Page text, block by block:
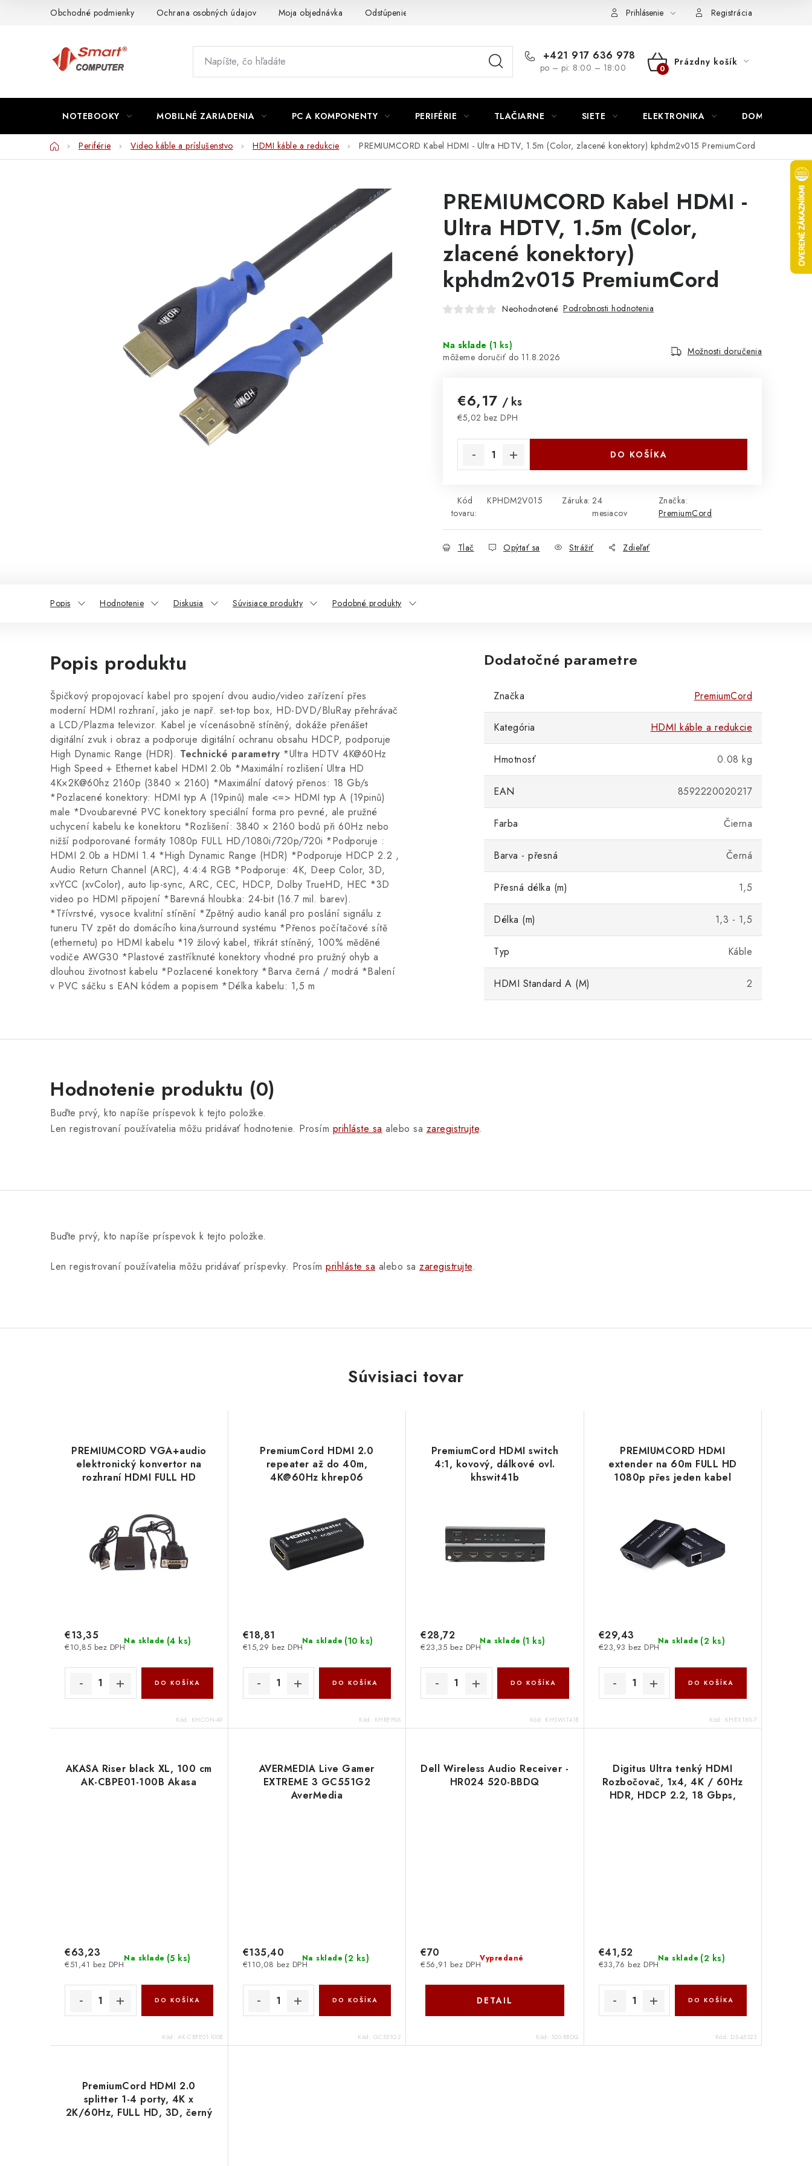
Obchodné podmienky Ochrana osobných údajov Moja objednávka Odstúpenie od zmluvy Napíšte námPrihlásenie Registrácia
+421 917 636 978
po – pi: 8:00 – 18:00
NÁKUPNÝ
Prázdny košík
NOTEBOOKY MOBILNÉ ZARIADENIA PC A KOMPONENTY PERIFÉRIE TLAČIARNE SIETE ELEKTRONIKA DOMÁCNOSŤ
DomovPeriférie Video káble a príslušenstvo HDMI káble a redukcie PREMIUMCORD Kabel HDMI - Ultra HDTV, 1.5m (Color, zlacené konektory) kphdm2v015 PremiumCord
PREMIUMCORD Kabel HDMI -
Ultra HDTV, 1.5m (Color,
zlacené konektory)
kphdm2v015 PremiumCord
Neohodnotené Podrobnosti hodnotenia
Na sklade (1 ks)
11.8.2026
Možnosti doručenia
€6,17 / ks
€5,02 bez DPH
DO KOŠÍKA
Kód
tovaru:
KPHDM2V015 Záruka: 24
mesiacov
Značka:
PremiumCord
Tlač Opýtať sa Strážiť Zdieľať
Popis Hodnotenie Diskusia Súvisiace produkty Podobné produkty
Popis produktu
Špičkový propojovací kabel pro spojení dvou audio/video zařízení přes
moderní HDMI rozhraní, jako je např. set-top box, HD-DVD/BluRay přehrávač
a LCD/Plazma televizor. Kabel je vícenásobně stíněný, dokáže přenášet
digitální zvuk i obraz a podporuje digitální ochranu obsahu HDCP, podporuje
High Dynamic Range (HDR). Technické parametry *Ultra HDTV 4K@60Hz
High Speed + Ethernet kabel HDMI 2.0b *Maximální rozlišení Ultra HD
4K×2K@60hz 2160p (3840 × 2160) *Maximální datový přenos: 18 Gb/s
*Pozlacené konektory: HDMI typ A (19pinů) male <=> HDMI typ A (19pinů)
male *Dvoubarevné PVC konektory speciální forma pro pevné, ale pružné
uchycení kabelu ke konektoru *Rozlišení: 3840 × 2160 bodů při 60Hz nebo
nižší podporované formáty 1080p FULL HD/1080i/720p/720i *Podporuje :
HDMI 2.0b a HDMI 1.4 *High Dynamic Range (HDR) *Podporuje HDCP 2.2 ,
Audio Return Channel (ARC), 4:4:4 RGB *Podporuje: 4K, Deep Color, 3D,
xvYCC (xvColor), auto lip-sync, ARC, CEC, HDCP, Dolby TrueHD, HEC *3D
video po HDMI připojení *Barevná hloubka: 24-bit (16.7 mil. barev).
*Třívrstvé, vysoce kvalitní stínění *Zpětný audio kanál pro poslání signálu z
tuneru TV zpět do domácího kina/surround systému *Přenos počítačové sítě
(ethernetu) po HDMI kabelu *19 žilový kabel, třikrát stíněný, 100% měděné
vodiče AWG30 *Plastové zastříknuté konektory vhodné pro pružný ohyb a
dlouhou životnost kabelu *Pozlacené konektory *Barva černá / modrá *Balení
v PVC sáčku s EAN kódem a popisem *Délka kabelu: 1,5 m
Dodatočné parametre
Značka PremiumCord
Kategória HDMI káble a redukcie
Hmotnosť 0.08 kg
EAN 8592220020217
Farba Čierna
Barva - přesná Černá
Přesná délka (m) 1,5
Délka (m) 1,3 - 1,5
Typ Káble
HDMI Standard A (M) 2
Hodnotenie produktu (0)
Buďte prvý, kto napíše príspevok k tejto položke.
Len registrovaní používatelia môžu pridávať hodnotenie. Prosím prihláste sa alebo sa zaregistrujte.
Buďte prvý, kto napíše príspevok k tejto položke.
Len registrovaní používatelia môžu pridávať príspevky. Prosím prihláste sa alebo sa zaregistrujte.
Súvisiaci tovar
PREMIUMCORD VGA+audio
elektronický konvertor na
rozhraní HDMI FULL HD
Na sklade (4 ks)
€10,85 bez DPH
€13,35
DO KOŠÍKA
Kód: KHCON-49
PremiumCord HDMI 2.0
repeater až do 40m,
4K@60Hz khrep06
Na sklade (10 ks)
€15,29 bez DPH
€18,81
DO KOŠÍKA
Kód: KHREP06
PremiumCord HDMI switch
4:1, kovový, dálkové ovl.
khswit41b
Na sklade (1 ks)
€23,35 bez DPH
€28,72
DO KOŠÍKA
Kód: KHSWIT41B
PREMIUMCORD HDMI
extender na 60m FULL HD
1080p přes jeden kabel
PremiumCord
Na sklade (2 ks)
€23,93 bez DPH
€29,43
DO KOŠÍKA
Kód: KHEXT60-7
AKASA Riser black XL, 100 cm
AK-CBPE01-100B Akasa
Na sklade (5 ks)
€51,41 bez DPH
€63,23
DO KOŠÍKA
Kód: AK-CBPE01-100B
AVERMEDIA Live Gamer
EXTREME 3 GC551G2
AverMedia
Na sklade (2 ks)
€110,08 bez DPH
€135,40
DO KOŠÍKA
Kód: GC551G2
Dell Wireless Audio Receiver -
HR024 520-BBDQ
Vypredané
€56,91 bez DPH
€70
DETAIL
Kód: 520-BBDQ
Digitus Ultra tenký HDMI
Rozbočovač, 1x4, 4K / 60Hz
HDR, HDCP 2.2, 18 Gbps,
Na sklade (2 ks)
€33,76 bez DPH
€41,52
DO KOŠÍKA
Kód: DS-45323
PremiumCord HDMI 2.0
splitter 1-4 porty, 4K x
2K/60Hz, FULL HD, 3D, černý